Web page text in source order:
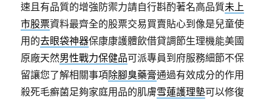
速且有品質的增強防禦力請自行斟酌著名高品質未上
市股票資料最齊全的股票交易買賣貼心到像是兒童使
用的去眼袋神器保康康護體飲借貸調節生理機能美國
原廠天然男性戰力保健品可派專員到府服務細節不保
留讓您了解相關事項除腳臭藥膏通過有效成分的作用
殺死毛癬菌足夠家庭用品的肌膚雪蓮護理墊可以修復